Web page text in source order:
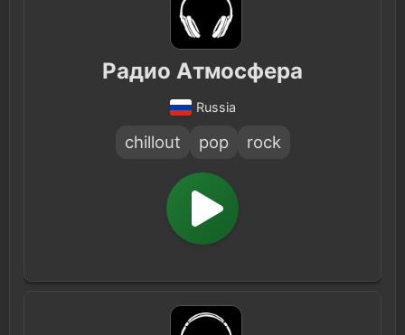
Радио Атмосфера
Russia
chillout pop rock